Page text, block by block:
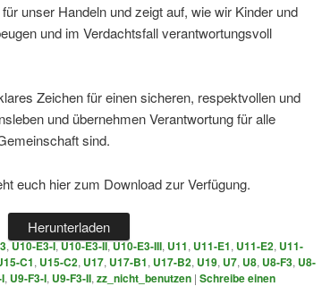
unser Handeln und zeigt auf, wie wir Kinder und
und im Verdachtsfall verantwortungsvoll
Zeichen für einen sicheren, respektvollen und
und übernehmen Verantwortung für alle
sind.
euch hier zum Download zur Verfügung.
Herunterladen
,U10-E3-I,U10-E3-II,U10-E3-III, U11, U11-E1, U11-E2, U11-
C1, U15-C2, U17, U17-B1, U17-B2, U19, U7, U8, U8-F3, U8-
, U9-F3-I, U9-F3-II, zz_nicht_benutzen | Schreibe einen